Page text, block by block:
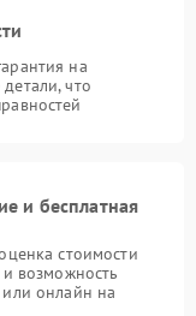
на
что
и бесплатная
стоимости
возможность
онлайн на